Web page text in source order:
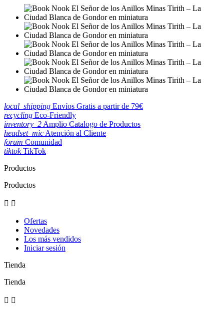
local_shipping Envíos Gratis a partir de 79€
recycling Eco-Friendly
inventory_2 Amplio Catalogo de Productos
headset_mic Atención al Cliente
forum Comunidad
tiktok TikTok
Productos
Productos
 
Ofertas
Novedades
Los más vendidos
Iniciar sesión
Tienda
Tienda
 